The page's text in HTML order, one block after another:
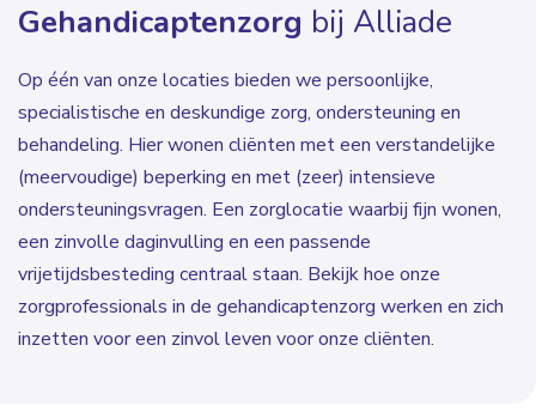
Gehandicaptenzorg bij Alliade
Op één van onze locaties bieden we persoonlijke,
specialistische en deskundige zorg, ondersteuning en
behandeling. Hier wonen cliënten met een verstandelijke
(meervoudige) beperking en met (zeer) intensieve
ondersteuningsvragen. Een zorglocatie waarbij fijn wonen,
een zinvolle daginvulling en een passende
vrijetijdsbesteding centraal staan. Bekijk hoe onze
zorgprofessionals in de gehandicaptenzorg werken en zich
inzetten voor een zinvol leven voor onze cliënten.